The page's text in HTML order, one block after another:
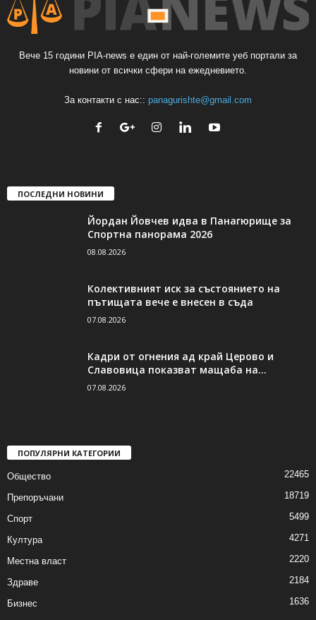
Вече 15 години PIA-news е един от най-големите уеб портали за
новини от всички сфери на ежедневието.
За контакти с нас:: panagurishte@gmail.com
ПОСЛЕДНИ НОВИНИ
Йордан Йовчев идва в Панагюрище за
Спортна панорама 2026
08.08.2026
Колективният иск за състоянието на
пътищата вече е внесен в съда
07.08.2026
Кадри от огнения ад край Церово и
Славовица показват мащаба на...
07.08.2026
ПОПУЛЯРНИ КАТЕГОРИИ
Общество 22465
Препоръчани 18719
Спорт 5499
Култура 4271
Местна власт 2220
Здраве 2184
Бизнес 1636